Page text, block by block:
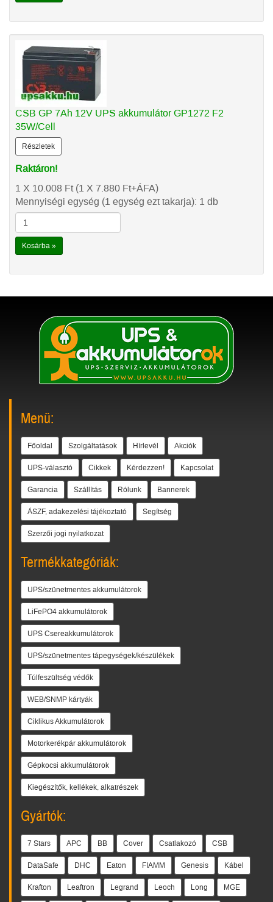
CSB GP 7Ah 12V UPS akkumulátor GP1272 F2
35W/Cell
Részletek
Raktáron!
1 X 10.008 Ft(1 X 7.880 Ft+ÁFA)
Mennyiségi egység (1 egység ezt takarja): 1 db
Kosárba »
Menü:
Főoldal Szolgáltatások Hírlevél Akciók
UPS-választó Cikkek Kérdezzen! Kapcsolat
Garancia Szállítás Rólunk Bannerek
ÁSZF, adakezelési tájékoztató Segítség
Szerzői jogi nyilatkozat
Termékkategóriák:
UPS/szünetmentes akkumulátorok
LiFePO4 akkumulátorok
UPS Csereakkumulátorok
UPS/szünetmentes tápegységek/készülékek
Túlfeszültség védők
WEB/SNMP kártyák
Ciklikus Akkumulátorok
Motorkerékpár akkumulátorok
Gépkocsi akkumulátorok
Kiegészítők, kellékek, alkatrészek
Gyártók:
7 Stars APC BB Cover Csatlakozó CSB
DataSafe DHC Eaton FIAMM Genesis Kábel
Krafton Leaftron Legrand Leoch Long MGE